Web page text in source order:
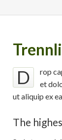
Schloss
D
rop
et
ut aliquip ex
The